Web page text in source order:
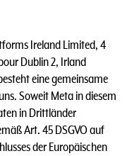
Ireland Limited, 4
Dublin 2, Irland
eine gemeinsame
Soweit Meta in diesem
in Drittländer
Art. 45 DSGVO auf
der Europäischen